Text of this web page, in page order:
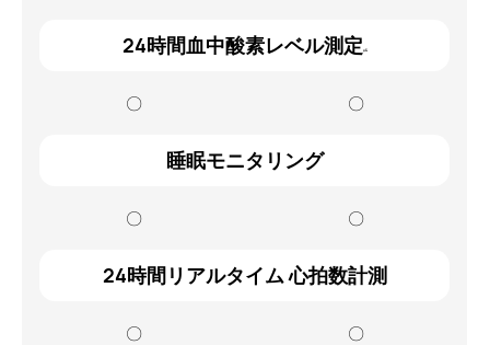
24時間血中酸素レベル測定 ※4
〇 〇
睡眠モニタリング
〇 〇
24時間リアルタイム 心拍数計測
〇 〇